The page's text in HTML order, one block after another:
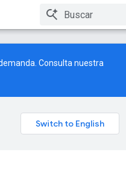
Consulta nuestra